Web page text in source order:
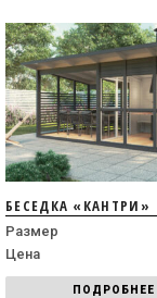
БЕСЕДКА «КАНТРИ»
Размер
Цена
ПОДРОБНЕЕ